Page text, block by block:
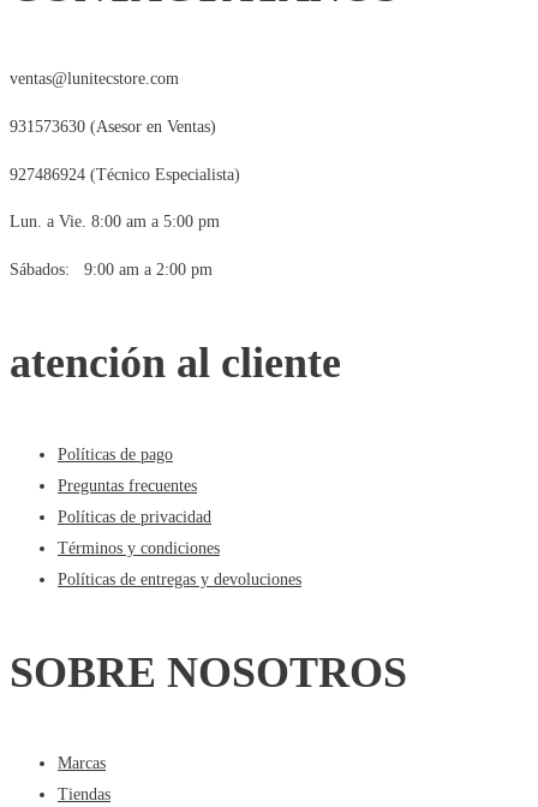
ventas@lunitecstore.com
931573630 (Asesor en Ventas)
927486924 (Técnico Especialista)
Lun. a Vie. 8:00 am a 5:00 pm
Sábados: 9:00 am a 2:00 pm
atención al cliente
Políticas de pago
Preguntas frecuentes
Políticas de privacidad
Términos y condiciones
Políticas de entregas y devoluciones
SOBRE NOSOTROS
Marcas
Tiendas